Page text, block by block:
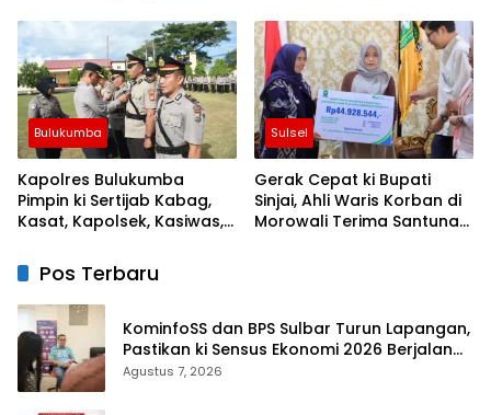
Kemarau
Negeri
Bulukumba
Kapolres Bulukumba
Pimpin ki Sertijab Kabag,
Kasat, Kapolsek, Kasiwas,
Sulsel
Gerak Cepat ki Bupati
Sinjai, Ahli Waris Korban di
Morowali Terima Santunan
Pos Terbaru
KominfoSS dan BPS Sulbar Turun Lapangan,
Pastikan ki Sensus Ekonomi 2026 Berjalan
Nyaman dan Akurat
Agustus 7, 2026